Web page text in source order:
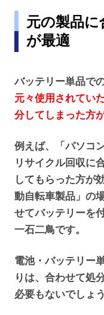
元の製品
が最適
バッテリー単品で
元々使用されてい
分してしまった方
例えば、「パソコ
リサイクル回収に
してもらった方が
動自転車製品」の
せてバッテリーを
一石二鳥です。
電池・バッテリー
りは、合わせて処
必要もないでしょう